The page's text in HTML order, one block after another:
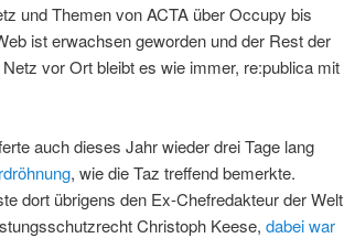
und Themen von ACTA über Occupy bis
ist erwachsen geworden und der Rest der
vor Ort bleibt es wie immer, re:publica mit
auch dieses Jahr wieder drei Tage lang
, wie die Taz treffend bemerkte.
dort übrigens den Ex-Chefredakteur der Welt
Christoph Keese, dabei war